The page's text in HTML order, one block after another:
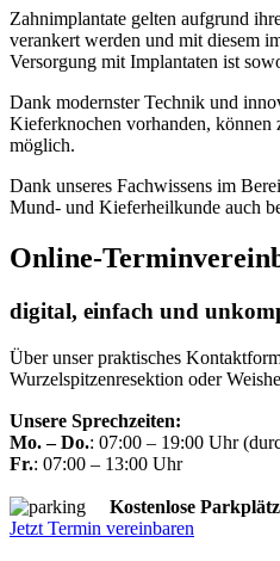
Zahnimplantate gelten aufgrund
verankert werden und mit diesem
Versorgung mit Implantaten ist
Dank modernster Technik und
Kieferknochen vorhanden, können
möglich.
Dank unseres Fachwissens im
Mund- und Kieferheilkunde auch
Online-
digital, einfach und
Über unser praktisches
Wurzelspitzenresektion oder
Unsere Sprechzeiten:
Mo. – Do.: 07:00 – 19:00 Uhr
Fr.: 07:00 – 13:00 Uhr
Kostenlose
Jetzt Termin vereinbaren